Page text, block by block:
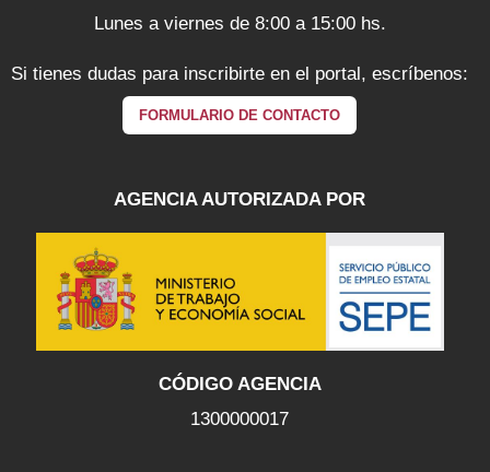
Lunes a viernes de 8:00 a 15:00 hs.
Si tienes dudas para inscribirte en el portal, escríbenos:
FORMULARIO DE CONTACTO
AGENCIA AUTORIZADA POR
CÓDIGO AGENCIA
1300000017